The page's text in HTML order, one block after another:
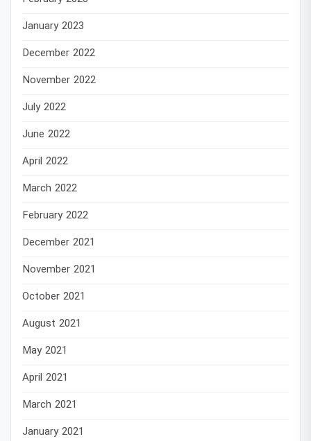
January 2023
December 2022
November 2022
July 2022
June 2022
April 2022
March 2022
February 2022
December 2021
November 2021
October 2021
August 2021
May 2021
April 2021
March 2021
January 2021